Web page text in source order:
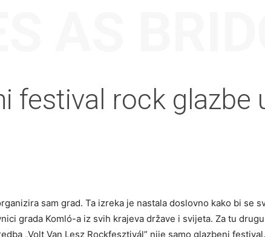
AS
festival rock glazbe
sam grad. Ta izreka je nastala doslovno kako bi se
grada Komló-a iz svih krajeva države i svijeta. Za tu
„Volt Van Lesz Rockfesztivál” nije samo glazbeni festival.